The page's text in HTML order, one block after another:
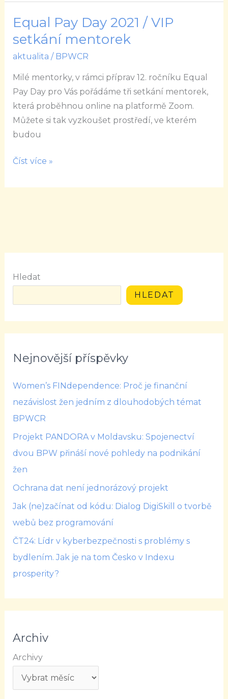
Equal Pay Day 2021 / VIP
setkání mentorek
aktualita / BPWCR
Milé mentorky, v rámci příprav 12. ročníku Equal
Pay Day pro Vás pořádáme tři setkání mentorek,
která proběhnou online na platformě Zoom.
Můžete si tak vyzkoušet prostředí, ve kterém
budou
Equal
Pay
/
VIP
setkání
mentorek
Číst více »
Hledat
HLEDAT
Nejnovější příspěvky
Women’s FINdependence: Proč je finanční
nezávislost žen jedním z dlouhodobých témat
BPWCR
Projekt PANDORA v Moldavsku: Spojenectví
dvou BPW přináší nové pohledy na podnikání
žen
Ochrana dat není jednorázový projekt
Jak (ne)začínat od kódu: Dialog DigiSkill o tvorbě
webů bez programování
ČT24: Lídr v kyberbezpečnosti s problémy s
bydlením. Jak je na tom Česko v Indexu
prosperity?
Archiv
Archivy